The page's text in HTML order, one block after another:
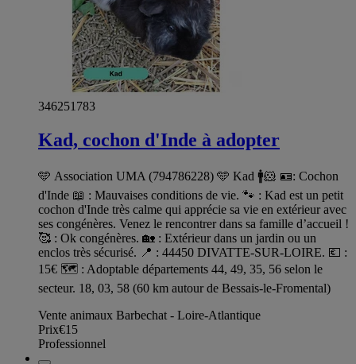
346251783
Kad, cochon d'Inde à adopter
🩵 Association UMA (794786228) 🩵 Kad 🚹🐹 🪪: Cochon
d'Inde 📖 : Mauvaises conditions de vie. 🐾 : Kad est un petit
cochon d'Inde très calme qui apprécie sa vie en extérieur avec
ses congénères. Venez le rencontrer dans sa famille d’accueil !
🥰 : Ok congénères. 🏡 : Extérieur dans un jardin ou un
enclos très sécurisé. 📍 : 44450 DIVATTE-SUR-LOIRE. 💶 :
15€ 🗺️ : Adoptable départements 44, 49, 35, 56 selon le
secteur. 18, 03, 58 (60 km autour de Bessais-le-Fromental)
Vente animaux Barbechat - Loire-Atlantique
Prix€15
Professionnel